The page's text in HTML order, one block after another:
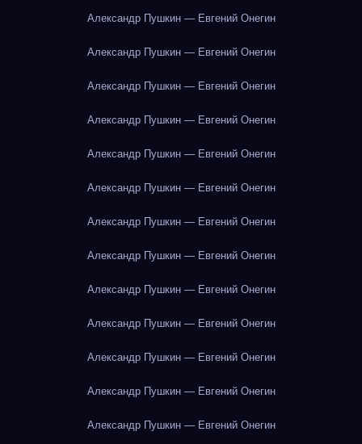
Александр Пушкин — Евгений Онегин
Александр Пушкин — Евгений Онегин
Александр Пушкин — Евгений Онегин
Александр Пушкин — Евгений Онегин
Александр Пушкин — Евгений Онегин
Александр Пушкин — Евгений Онегин
Александр Пушкин — Евгений Онегин
Александр Пушкин — Евгений Онегин
Александр Пушкин — Евгений Онегин
Александр Пушкин — Евгений Онегин
Александр Пушкин — Евгений Онегин
Александр Пушкин — Евгений Онегин
Александр Пушкин — Евгений Онегин